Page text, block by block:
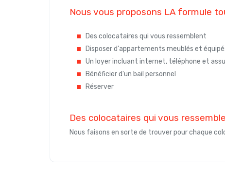
Nous vous proposons LA formule
Des colocataires qui vous ressemblent
Disposer d'appartements meublés et
Un loyer incluant internet, téléphone et
Bénéficier d'un bail personnel
Réserver
Des colocataires qui vous
Nous faisons en sorte de trouver pour chaque